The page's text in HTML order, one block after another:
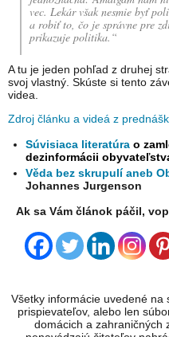
vec. Lekár však nesmie byť
a robiť to, čo je správne pre
prikazuje politika.“
A tu je jeden pohľad z druhej
svoj vlastný. Skúste si tento
videa.
Zdroj článku a videá z
Súvisiaca literatúra o
dezinformácii
Věda bez skrupulí aneb
Johannes Jurgenson
Ak sa Vám článok páčil,
Všetky informácie uvedené na
prispievateľov, alebo len
domácich a zahraničných